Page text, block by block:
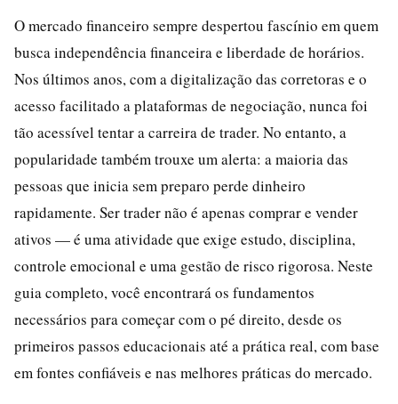
O mercado financeiro sempre despertou fascínio em quem
busca independência financeira e liberdade de horários.
Nos últimos anos, com a digitalização das corretoras e o
acesso facilitado a plataformas de negociação, nunca foi
tão acessível tentar a carreira de trader. No entanto, a
popularidade também trouxe um alerta: a maioria das
pessoas que inicia sem preparo perde dinheiro
rapidamente. Ser trader não é apenas comprar e vender
ativos — é uma atividade que exige estudo, disciplina,
controle emocional e uma gestão de risco rigorosa. Neste
guia completo, você encontrará os fundamentos
necessários para começar com o pé direito, desde os
primeiros passos educacionais até a prática real, com base
em fontes confiáveis e nas melhores práticas do mercado.